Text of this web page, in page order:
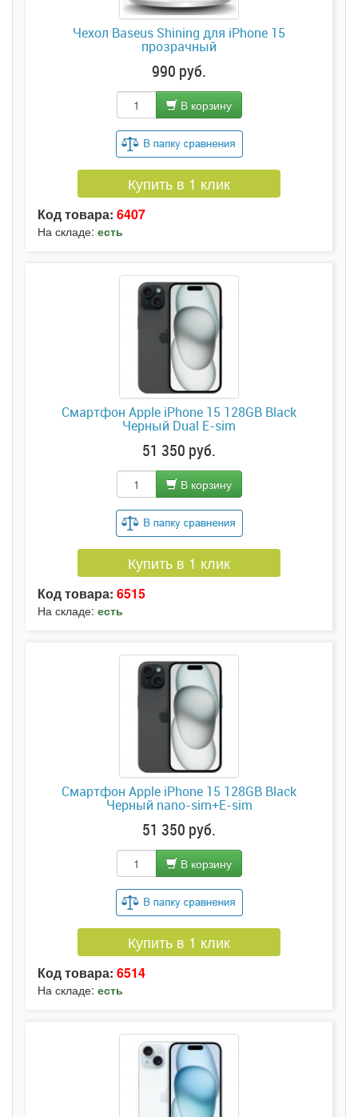
Чехол Baseus Shining для iPhone 15
прозрачный
990 руб.
В корзину
Купить в 1 клик
Код товара: 6407
На складе: есть
Смартфон Apple iPhone 15 128GB Black
Черный Dual E-sim
51 350 руб.
В корзину
Купить в 1 клик
Код товара: 6515
На складе: есть
Смартфон Apple iPhone 15 128GB Black
Черный nano-sim+E-sim
51 350 руб.
В корзину
Купить в 1 клик
Код товара: 6514
На складе: есть